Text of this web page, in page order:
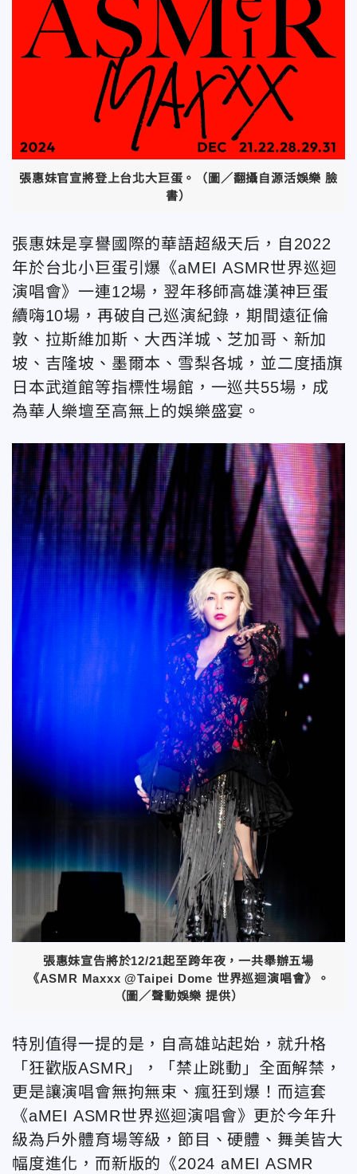
張惠妹官宣將登上台北大巨蛋。（圖／翻攝自源活娛樂 臉
書）
張惠妹是享譽國際的華語超級天后，自2022
年於台北小巨蛋引爆《aMEI ASMR世界巡迴
演唱會》一連12場，翌年移師高雄漢神巨蛋
續嗨10場，再破自己巡演紀錄，期間遠征倫
敦、拉斯維加斯、大西洋城、芝加哥、新加
坡、吉隆坡、墨爾本、雪梨各城，並二度插旗
日本武道館等指標性場館，一巡共55場，成
為華人樂壇至高無上的娛樂盛宴。
張惠妹宣告將於12/21起至跨年夜，一共舉辦五場
《ASMR Maxxx @Taipei Dome 世界巡迴演唱會》。
（圖／聲動娛樂 提供）
特別值得一提的是，自高雄站起始，就升格
「狂歡版ASMR」，「禁止跳動」全面解禁，
更是讓演唱會無拘無束、瘋狂到爆！而這套
《aMEI ASMR世界巡迴演唱會》更於今年升
級為戶外體育場等級，節目、硬體、舞美皆大
幅度進化，而新版的《2024 aMEI ASMR